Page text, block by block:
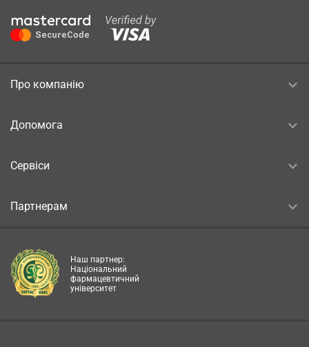
Про компанію
Допомога
Сервіси
Партнерам
Наш партнер:
Національний
фармацевтичний
університет